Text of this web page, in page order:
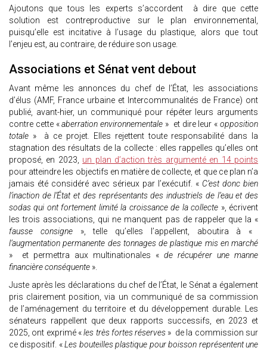
Ajoutons que tous les experts s’accordent à dire que cette
solution est contreproductive sur le plan environnemental,
puisqu’elle est incitative à l’usage du plastique, alors que tout
l’enjeu est, au contraire, de réduire son usage.
Associations et Sénat vent debout
Avant même les annonces du chef de l’État, les associations
d’élus (AMF, France urbaine et Intercommunalités de France) ont
publié, avant-hier, un communiqué pour répéter leurs arguments
contre cette «aberration environnementale » et dire leur « opposition
totale » à ce projet. Elles rejettent toute responsabilité dans la
stagnation des résultats de la collecte : elles rappelles qu’elles ont
proposé, en 2023, un plan d’action très argumenté en 14 points
pour atteindre les objectifs en matière de collecte, et que ce plan n’a
jamais été considéré avec sérieux par l’exécutif. « C’est donc bien
l’inaction de l’État et des représentants des industriels de l’eau et des
sodas qui ont fortement limité la croissance de la collecte », écrivent
les trois associations, qui ne manquent pas de rappeler que la «
fausse consigne», telle qu’elles l’appellent, aboutira à «
l’augmentation permanente des tonnages de plastique mis en marché
» et permettra aux multinationales « de récupérer une manne
financière conséquente ».
Juste après les déclarations du chef de l’État, le Sénat a également
pris clairement position, via un communiqué de sa commission
de l’aménagement du territoire et du développement durable. Les
sénateurs rappellent que deux rapports successifs, en 2023 et
2025, ont exprimé «les très fortes réserves » de la commission sur
ce dispositif. «Les bouteilles plastique pour boisson représentent une